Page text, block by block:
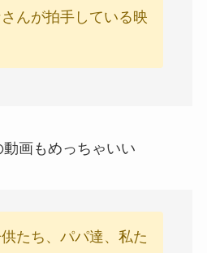
さんが拍手している映
画もめっちゃいい
たち、パパ達、私た